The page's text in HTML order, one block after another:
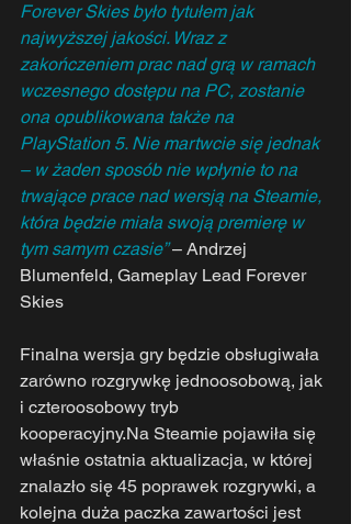
Forever Skies było tytułem jak
najwyższej jakości. Wraz z
zakończeniem prac nad grą w ramach
wczesnego dostępu na PC, zostanie
ona opublikowana także na
PlayStation 5. Nie martwcie się jednak
– w żaden sposób nie wpłynie to na
trwające prace nad wersją na Steamie,
która będzie miała swoją premierę w
tym samym czasie” – Andrzej
Blumenfeld, Gameplay Lead Forever
Skies
Finalna wersja gry będzie obsługiwała
zarówno rozgrywkę jednoosobową, jak
i czteroosobowy tryb
kooperacyjny.Na Steamie pojawiła się
właśnie ostatnia aktualizacja, w której
znalazło się 45 poprawek rozgrywki, a
kolejna duża paczka zawartości jest